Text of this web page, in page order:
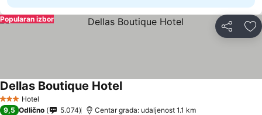
Deli
Popularan izbor
3 Zvezdice
Hotel
Dellas Boutique Hotel
9,5 Odlično 5.074 Centar grada: udaljenost 1.1 km